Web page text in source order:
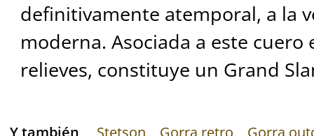
definitivamente atemporal, a la
moderna. Asociada a este cuero
relieves, constituye un Grand
Y también Stetson Gorra retro Gorra